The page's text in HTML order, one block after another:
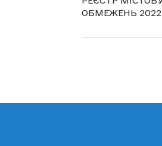
ОБМЕЖЕНЬ 2022